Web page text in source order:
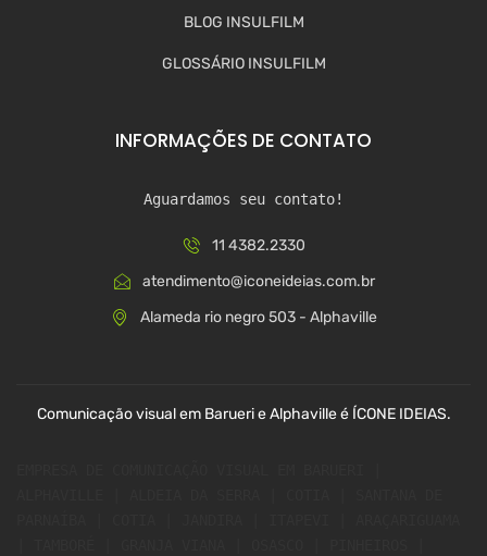
BLOG INSULFILM
GLOSSÁRIO INSULFILM
INFORMAÇÕES DE CONTATO
Aguardamos seu contato!
11 4382.2330
atendimento@iconeideias.com.br
Alameda rio negro 503 - Alphaville
Comunicação visual em Barueri e Alphaville é ÍCONE IDEIAS.